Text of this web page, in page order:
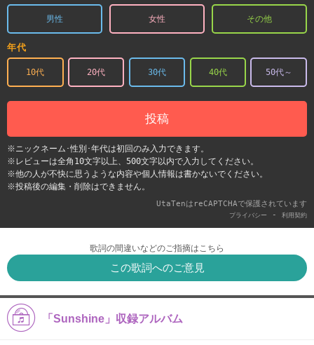
男性 女性 その他
年代
10代 20代 30代 40代 50代～
投稿
※ニックネーム･性別･年代は初回のみ入力できます。
※レビューは全角10文字以上、500文字以内で入力してください。
※他の人が不快に思うような内容や個人情報は書かないでください。
※投稿後の編集・削除はできません。
UtaTenはreCAPTCHAで保護されています
プライバシー - 利用契約
歌詞の間違いなどのご指摘はこちら
この歌詞へのご意見
「Sunshine」収録アルバム